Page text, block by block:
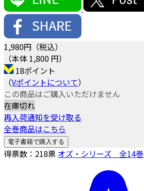
1,980円（税込）
（本体 1,800 円）
18ポイント
（Vポイントについて）
この商品はご購入いただけません
在庫切れ
再入荷通知を受け取る
全巻商品はこちら
電子書籍で購入する
得票数： 218票 オズ・シリーズ 全14巻